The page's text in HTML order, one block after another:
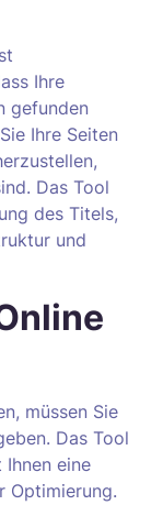
Ihre
gefunden
Ihre Seiten
Das Tool
des Titels,
und
müssen Sie
Das Tool
eine
Optimierung.